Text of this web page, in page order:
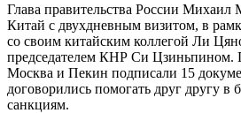
Глава правительства России
Китай с двухдневным визитом, в
со своим китайским коллегой Ли
председателем КНР Си Цзиньпином.
Москва и Пекин подписали 15
договорились помогать друг другу в
санкциям.